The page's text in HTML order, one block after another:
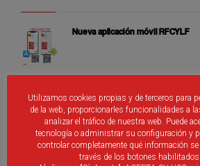
Nueva aplicación móvil RFCYLF
Cierre de Fénix
Selecciones Alevines de Castilla
Utilizamos cookies propias y de terceros para
de la web, proporcionarles funcionalidades a
analizar el tráfico de nuestra web. Puede
tecnología o administrar su configuración y
controlar completamente qué información
través de los botones habilitados